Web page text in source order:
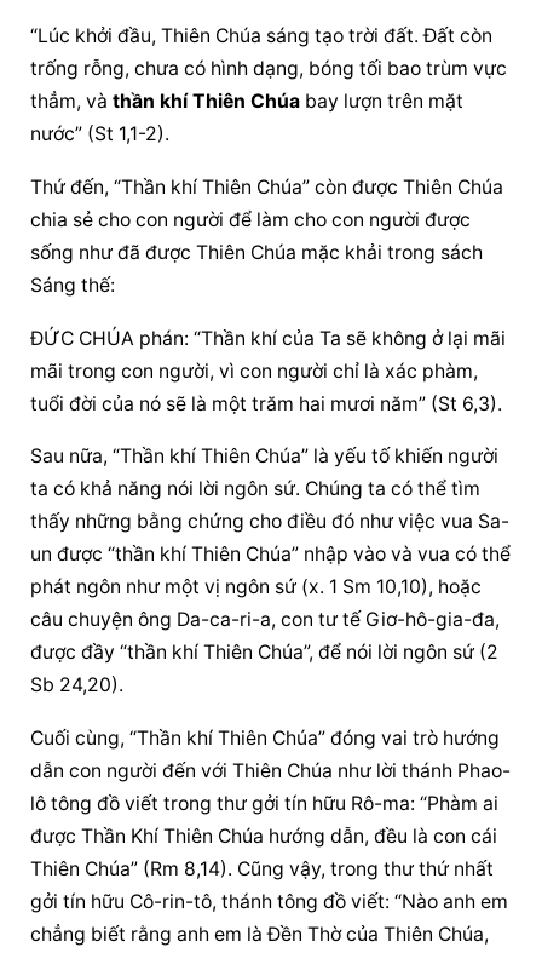
“Lúc khởi đầu, Thiên Chúa sáng tạo trời đất. Đất còn
trống rỗng, chưa có hình dạng, bóng tối bao trùm vực
thẳm, và thần khí Thiên Chúa bay lượn trên mặt
nước” (St 1,1-2).
Thứ đến, “Thần khí Thiên Chúa” còn được Thiên Chúa
chia sẻ cho con người để làm cho con người được
sống như đã được Thiên Chúa mặc khải trong sách
Sáng thế:
ĐỨC CHÚA phán: “Thần khí của Ta sẽ không ở lại mãi
mãi trong con người, vì con người chỉ là xác phàm,
tuổi đời của nó sẽ là một trăm hai mươi năm” (St 6,3).
Sau nữa, “Thần khí Thiên Chúa” là yếu tố khiến người
ta có khả năng nói lời ngôn sứ. Chúng ta có thể tìm
thấy những bằng chứng cho điều đó như việc vua Sa-
un được “thần khí Thiên Chúa” nhập vào và vua có thể
phát ngôn như một vị ngôn sứ (x. 1 Sm 10,10), hoặc
câu chuyện ông Da-ca-ri-a, con tư tế Giơ-hô-gia-đa,
được đầy “thần khí Thiên Chúa”, để nói lời ngôn sứ (2
Sb 24,20).
Cuối cùng, “Thần khí Thiên Chúa” đóng vai trò hướng
dẫn con người đến với Thiên Chúa như lời thánh Phao-
lô tông đồ viết trong thư gởi tín hữu Rô-ma: “Phàm ai
được Thần Khí Thiên Chúa hướng dẫn, đều là con cái
Thiên Chúa” (Rm 8,14). Cũng vậy, trong thư thứ nhất
gởi tín hữu Cô-rin-tô, thánh tông đồ viết: “Nào anh em
chẳng biết rằng anh em là Đền Thờ của Thiên Chúa,